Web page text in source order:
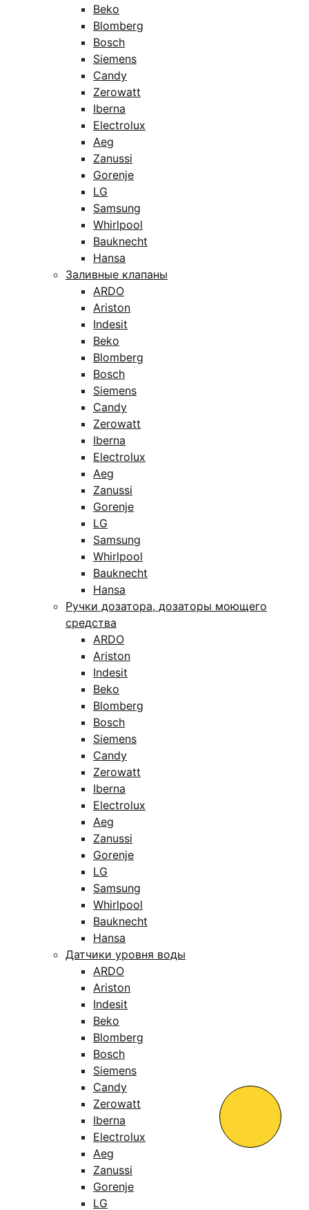
Beko
Blomberg
Bosch
Siemens
Candy
Zerowatt
Iberna
Electrolux
Aeg
Zanussi
Gorenje
LG
Samsung
Whirlpool
Bauknecht
Hansa
Заливные клапаны
ARDO
Ariston
Indesit
Beko
Blomberg
Bosch
Siemens
Candy
Zerowatt
Iberna
Electrolux
Aeg
Zanussi
Gorenje
LG
Samsung
Whirlpool
Bauknecht
Hansa
Ручки дозатора, дозаторы моющего
средства
ARDO
Ariston
Indesit
Beko
Blomberg
Bosch
Siemens
Candy
Zerowatt
Iberna
Electrolux
Aeg
Zanussi
Gorenje
LG
Samsung
Whirlpool
Bauknecht
Hansa
Датчики уровня воды
ARDO
Ariston
Indesit
Beko
Blomberg
Bosch
Siemens
Candy
Zerowatt
Iberna
Electrolux
Aeg
Zanussi
Gorenje
LG